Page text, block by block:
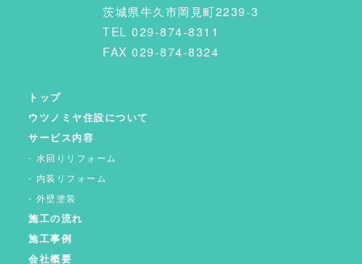
茨城県牛久市岡見町2239-3
TEL 029-874-8311
FAX 029-874-8324
トップ
ウツノミヤ住設について
サービス内容
水回りリフォーム
内装リフォーム
外壁塗装
施工の流れ
施工事例
会社概要